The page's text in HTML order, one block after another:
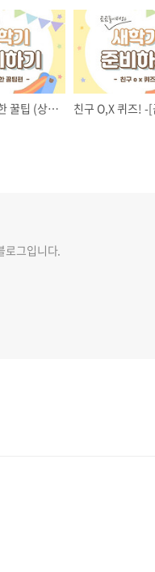
유치원 소소한 꿀팁 (상담&하원지도)- [곰곰놀이터] 신학기자료
로그입니다.